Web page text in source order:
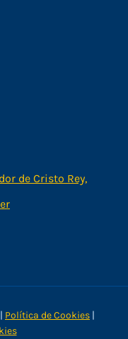
de Cristo Rey,
| Política de Cookies |